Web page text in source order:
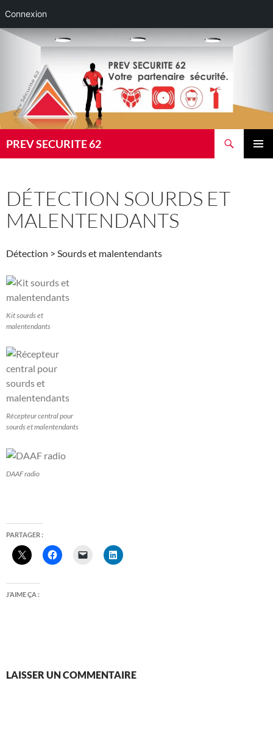
Connexion
Aller
PREV SECURITE 62
DÉTECTION SOURDS ET
MALENTENDANTS
Détection > Sourds et malentendants
Kit sourds et
malentendants
Récepteur central pour
sourds et malentendants
DAAF radio
PARTAGER :
J’AIME ÇA :
LAISSER UN COMMENTAIRE